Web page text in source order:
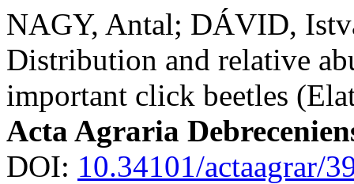
NAGY, Antal; DÁVID,
Distribution and relative
important click beetles
Acta Agraria
DOI: 10.34101/actaagrar/